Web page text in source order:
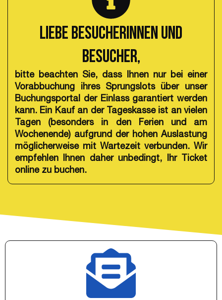
Liebe Besucherinnen und
Besucher,
bitte beachten Sie, dass Ihnen nur bei einer
Vorabbuchung ihres Sprungslots über unser
Buchungsportal der Einlass garantiert werden
kann. Ein Kauf an der Tageskasse ist an vielen
Tagen (besonders in den Ferien und am
Wochenende) aufgrund der hohen Auslastung
möglicherweise mit Wartezeit verbunden. Wir
empfehlen Ihnen daher unbedingt, Ihr Ticket
online zu buchen.